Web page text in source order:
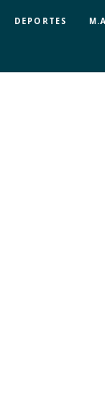
DEPORTES